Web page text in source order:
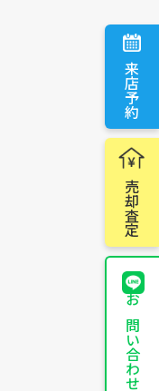
来店予約
売却査定
お問い合わせ